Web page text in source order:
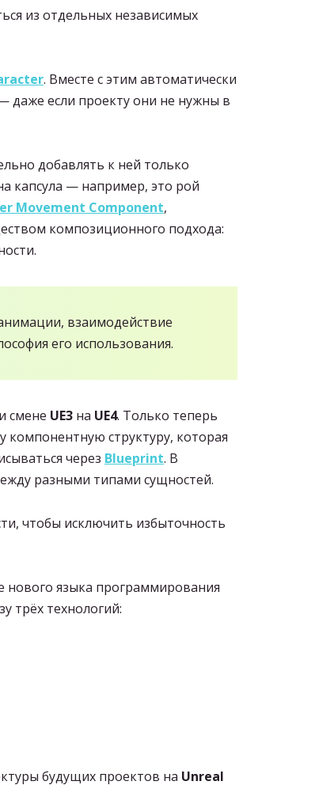
из отдельных независимых
. Вместе с этим автоматически
даже если проекту они не нужны в
добавлять к ней только
капсула — например, это рой
Movement Component,
композиционного подхода:
взаимодействие
его использования.
смене UE3 на UE4. Только теперь
компонентную структуру, которая
через Blueprint. В
разными типами сущностей.
чтобы исключить избыточность
нового языка программирования
трёх технологий:
будущих проектов на Unreal